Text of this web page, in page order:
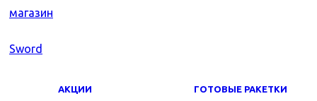
АКЦИИ ГОТОВЫЕ РАКЕТКИ